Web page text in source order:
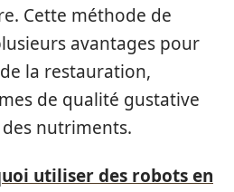
Cette méthode de
avantages pour
la restauration,
de qualité gustative
nutriments.
utiliser des robots en